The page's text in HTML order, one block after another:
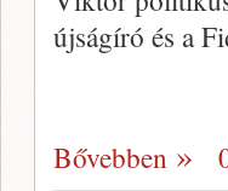
újságíró és a
Bővebben